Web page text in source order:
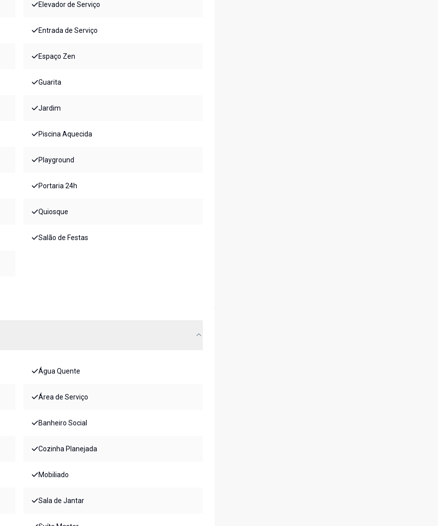
Elevador de Serviço
Entrada de Serviço
Espaço Zen
Guarita
Jardim
Piscina Aquecida
Playground
Portaria 24h
Quiosque
Salão de Festas
Água Quente
Área de Serviço
Banheiro Social
Cozinha Planejada
Mobiliado
Sala de Jantar